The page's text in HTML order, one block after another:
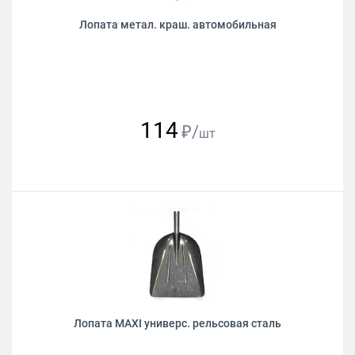
Лопата метал. краш. автомобильная
114₽/шт
Лопата MAXI универс. рельсовая сталь